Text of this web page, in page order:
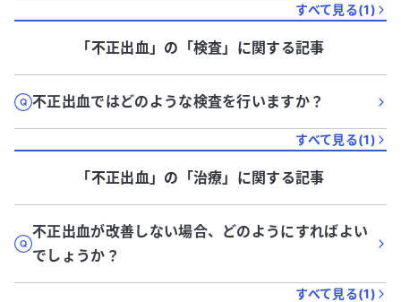
すべて見る(1)
「不正出血」 の「検査」に関する記事
不正出血ではどのような検査を行いますか？
すべて見る(1)
「不正出血」 の「治療」に関する記事
不正出血が改善しない場合、どのようにすればよい
でしょうか？
すべて見る(1)